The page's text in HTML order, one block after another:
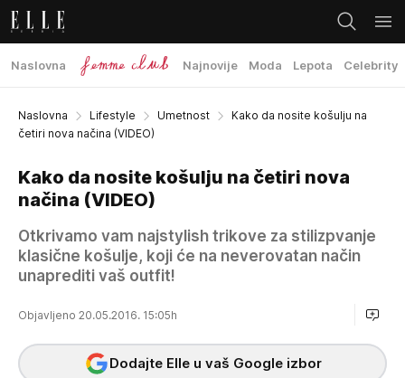
Naslovna Najnovije Moda Lepota Celebrity
Naslovna Lifestyle Umetnost
Kako da nosite košulju na
četiri nova načina (VIDEO)
Kako da nosite košulju na četiri nova
načina (VIDEO)
Otkrivamo vam najstylish trikove za stilizpvanje
klasične košulje, koji će na neverovatan način
unaprediti vaš outfit!
Objavljeno 20.05.2016. 15:05h
Dodajte Elle u vaš Google izbor